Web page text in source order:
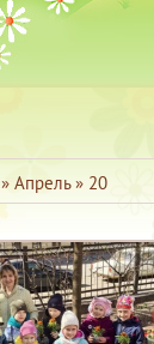
» Апрель » 20